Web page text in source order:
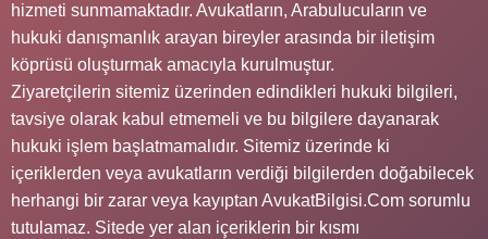
hizmeti sunmamaktadır. Avukatların, Arabulucuların ve
hukuki danışmanlık arayan bireyler arasında bir iletişim
köprüsü oluşturmak amacıyla kurulmuştur.
Ziyaretçilerin sitemiz üzerinden edindikleri hukuki bilgileri,
tavsiye olarak kabul etmemeli ve bu bilgilere dayanarak
hukuki işlem başlatmamalıdır. Sitemiz üzerinde ki
içeriklerden veya avukatların verdiği bilgilerden doğabilecek
herhangi bir zarar veya kayıptan AvukatBilgisi.Com sorumlu
tutulamaz. Sitede yer alan içeriklerin bir kısmı